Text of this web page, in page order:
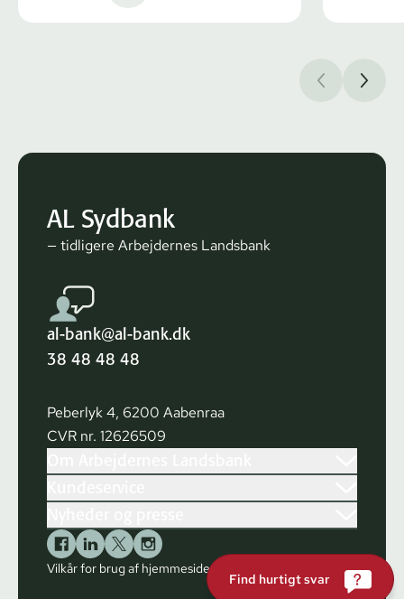
AL Sydbank
— tidligere Arbejdernes Landsbank
al-bank@al-bank.dk
38 48 48 48
Peberlyk 4, 6200 Aabenraa
CVR nr. 12626509
Vilkår for brug af hjemmesiden
Find hurtigt svar